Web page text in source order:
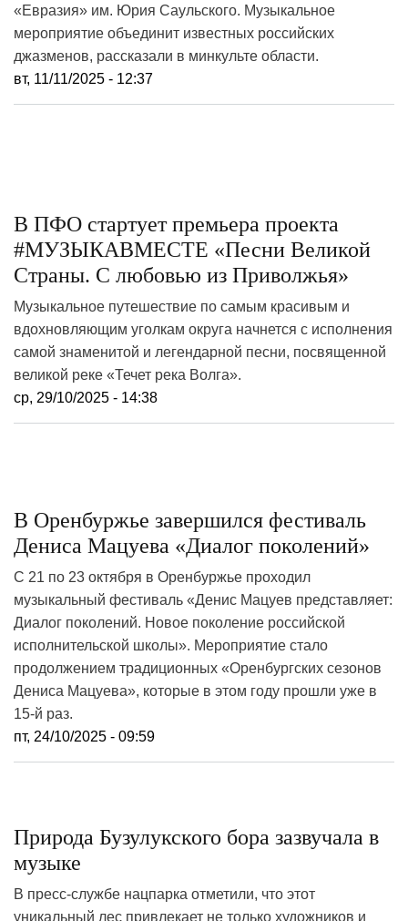
«Евразия» им. Юрия Саульского. Музыкальное
мероприятие объединит известных российских
джазменов, рассказали в минкульте области.
вт, 11/11/2025 - 12:37
В ПФО стартует премьера проекта
#МУЗЫКАВМЕСТЕ «Песни Великой
Страны. С любовью из Приволжья»
Музыкальное путешествие по самым красивым и
вдохновляющим уголкам округа начнется с исполнения
самой знаменитой и легендарной песни, посвященной
великой реке «Течет река Волга».
ср, 29/10/2025 - 14:38
В Оренбуржье завершился фестиваль
Дениса Мацуева «Диалог поколений»
С 21 по 23 октября в Оренбуржье проходил
музыкальный фестиваль «Денис Мацуев представляет:
Диалог поколений. Новое поколение российской
исполнительской школы». Мероприятие стало
продолжением традиционных «Оренбургских сезонов
Дениса Мацуева», которые в этом году прошли уже в
15-й раз.
пт, 24/10/2025 - 09:59
Природа Бузулукского бора зазвучала в
музыке
В пресс-службе нацпарка отметили, что этот
уникальный лес привлекает не только художников и